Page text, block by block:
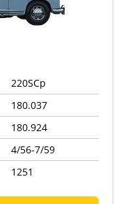
220SCp
180.037
180.924
4/56-7/59
1251